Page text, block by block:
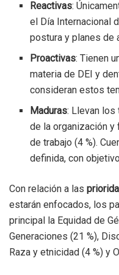
Reactivas:
el Día Internacional
postura y planes de
Proactivas: Tienen
materia de DEI y
consideran estos
Maduras: Llevan
de la organización y
de trabajo (4 %).
definida, con
Con relación a las
estarán enfocados, los
principal la Equidad de
Generaciones (21 %),
Raza y etnicidad (4 %) y